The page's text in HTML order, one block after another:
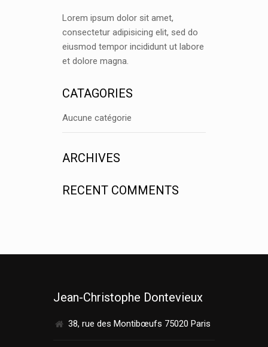
Lorem ipsum dolor sit amet,
consectetur adipisicing elit, sed do
eiusmod tempor incididunt ut labore
et dolore magna.
CATAGORIES
Aucune catégorie
ARCHIVES
RECENT COMMENTS
Jean-Christophe Dontevieux
38, rue des Montibœufs 75020 Paris